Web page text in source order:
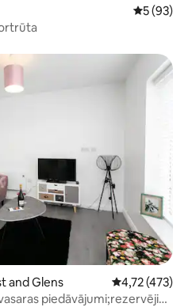
Vidējais
5 (93)
and Glens Vidējais
4,72 (473)
piedāvājumi;rezervējiet